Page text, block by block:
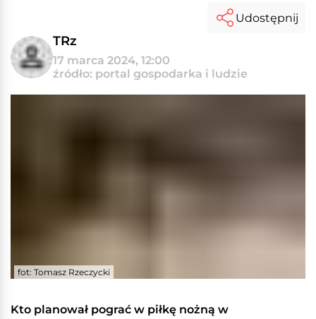
TRz
17 marca 2024, 12:00
źródło: portal gospodarka i ludzie
Udostępnij
fot: Tomasz Rzeczycki
Kto planował pograć w piłkę nożną w